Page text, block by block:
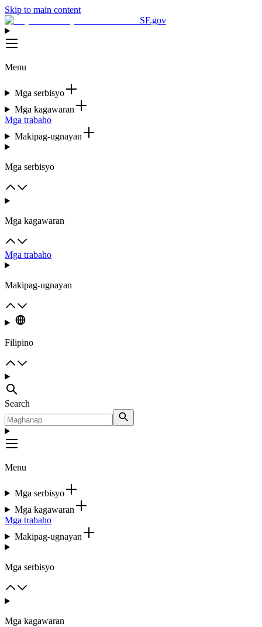
Skip to main content
SF.gov
Menu
Mga serbisyo
Mga kagawaran
Mga trabaho
Makipag-ugnayan
Mga serbisyo
Mga kagawaran
Mga trabaho
Makipag-ugnayan
Filipino
Search
Menu
Mga serbisyo
Mga kagawaran
Mga trabaho
Makipag-ugnayan
Mga serbisyo
Mga kagawaran